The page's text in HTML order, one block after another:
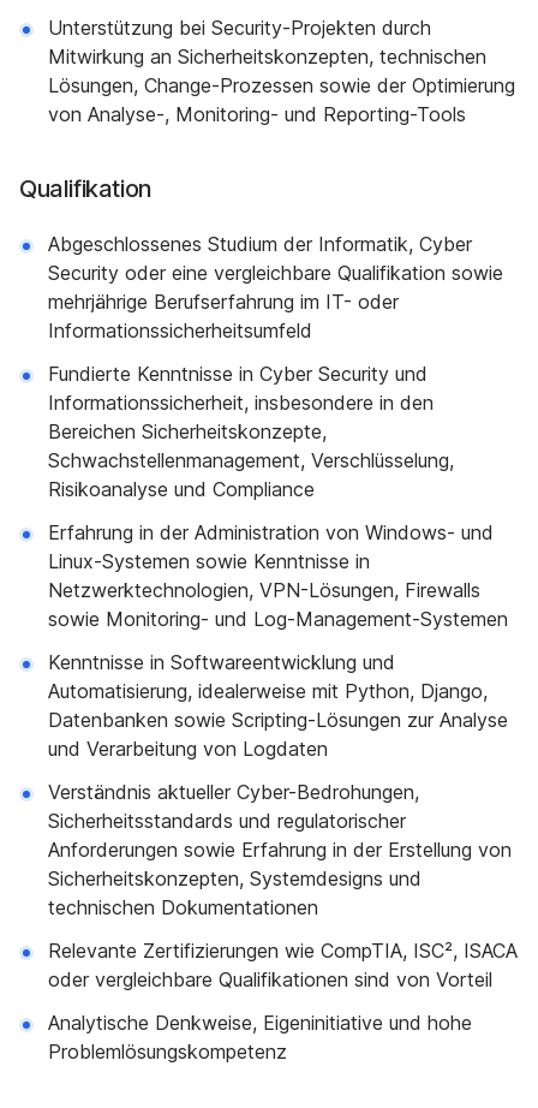
Unterstützung bei Security-Projekten durch
Mitwirkung an Sicherheitskonzepten, technischen
Lösungen, Change-Prozessen sowie der Optimierung
von Analyse-, Monitoring- und Reporting-Tools
Qualifikation
Abgeschlossenes Studium der Informatik, Cyber
Security oder eine vergleichbare Qualifikation sowie
mehrjährige Berufserfahrung im IT- oder
Informationssicherheitsumfeld
Fundierte Kenntnisse in Cyber Security und
Informationssicherheit, insbesondere in den
Bereichen Sicherheitskonzepte,
Schwachstellenmanagement, Verschlüsselung,
Risikoanalyse und Compliance
Erfahrung in der Administration von Windows- und
Linux-Systemen sowie Kenntnisse in
Netzwerktechnologien, VPN-Lösungen, Firewalls
sowie Monitoring- und Log-Management-Systemen
Kenntnisse in Softwareentwicklung und
Automatisierung, idealerweise mit Python, Django,
Datenbanken sowie Scripting-Lösungen zur Analyse
und Verarbeitung von Logdaten
Verständnis aktueller Cyber-Bedrohungen,
Sicherheitsstandards und regulatorischer
Anforderungen sowie Erfahrung in der Erstellung von
Sicherheitskonzepten, Systemdesigns und
technischen Dokumentationen
Relevante Zertifizierungen wie CompTIA, ISC², ISACA
oder vergleichbare Qualifikationen sind von Vorteil
Analytische Denkweise, Eigeninitiative und hohe
Problemlösungskompetenz